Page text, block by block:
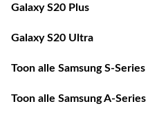
Galaxy S20 Plus
Galaxy S20 Ultra
Toon alle Samsung S-Series
Toon alle Samsung A-Series